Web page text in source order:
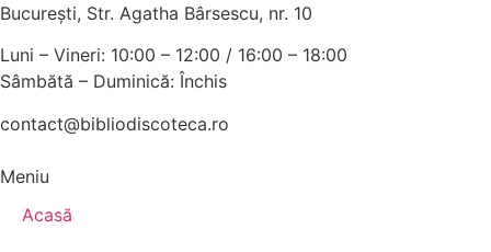
Bucureşti, Str. Agatha Bârsescu, nr. 10
Luni – Vineri: 10:00 – 12:00 / 16:00 – 18:00
Sâmbătă – Duminică: Închis
contact@bibliodiscoteca.ro
Meniu
Acasă